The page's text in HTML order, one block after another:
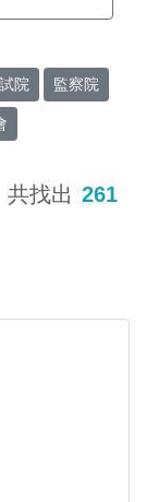
院 監察院
共找出 261